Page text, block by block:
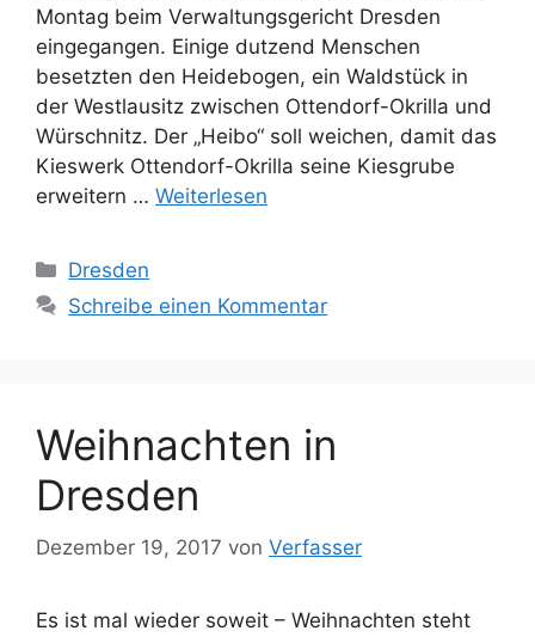
Montag beim Verwaltungsgericht Dresden
eingegangen. Einige dutzend Menschen
besetzten den Heidebogen, ein Waldstück in
der Westlausitz zwischen Ottendorf-Okrilla und
Würschnitz. Der „Heibo“ soll weichen, damit das
Kieswerk Ottendorf-Okrilla seine Kiesgrube
erweitern … Weiterlesen
Kategorien
Dresden
Schreibe einen Kommentar
Weihnachten in
Dresden
Dezember 19, 2017 von Verfasser
Es ist mal wieder soweit – Weihnachten steht